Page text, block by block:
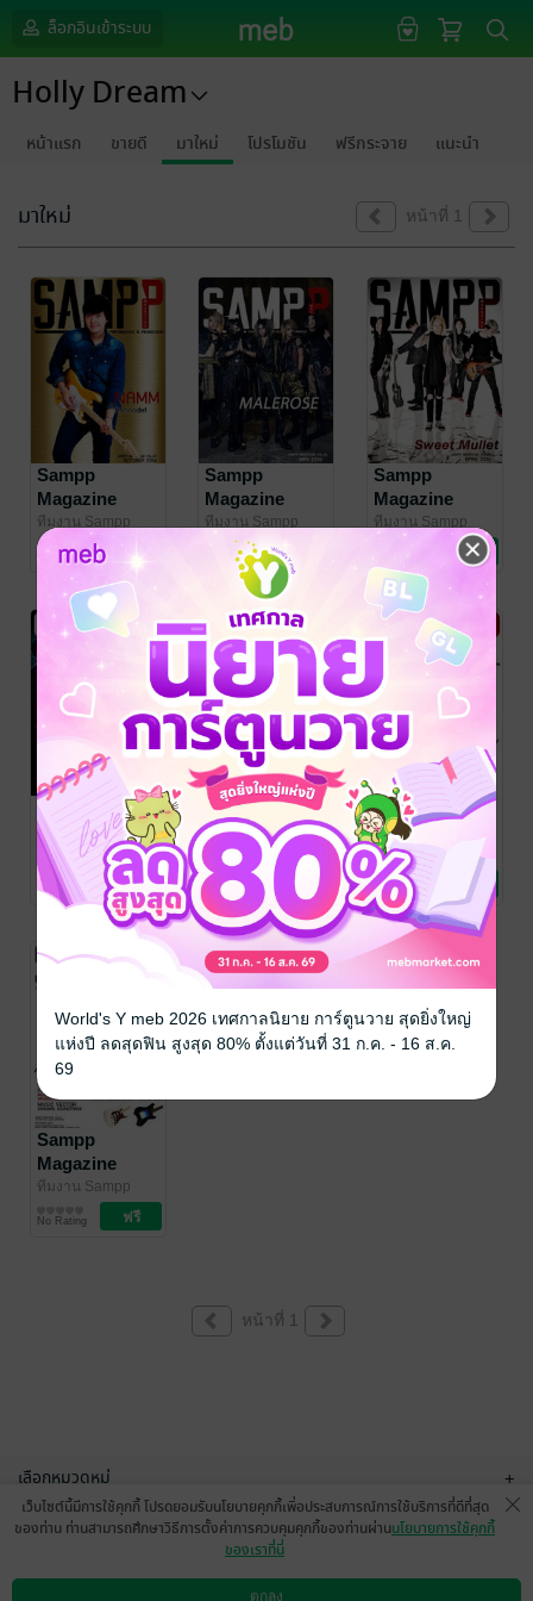
ล็อกอินเข้าระบบ
Holly Dream
หน้าแรก ขายดี มาใหม่ โปรโมชัน ฟรีกระจาย แนะนำ
มาใหม่ หน้าที่ 1
Sampp
Magazine
Vol.07
ทีมงาน Sampp
Magazine
/ Holly
Dream
นิตยสารดนตรี
No Rating
Sampp
Magazine
Vol.06
ทีมงาน Sampp
Magazine/ Holly
Dream
นิตยสารดนตรี
No Rating
Sampp
Magazine
Vol.05
ทีมงาน Sampp
/ Holly
Dream
นิตยสารดนตรี
2 Rating
Sampp
Magazine
Vol.04
ทีมงาน Sampp
Magazine/ Holly
Dream
นิตยสารดนตรี
No Rating
Sampp
Magazine
Vol.03
ทีมงาน Sampp
Magazine / Holly
Dream
นิตยสารดนตรี
No Rating
Sampp
Magazine
Vol.02
ทีมงาน Sampp
Magazine
/ Holly
Dream
นิตยสารดนตรี
No Rating
Sampp
Magazine
Vol.01
ทีมงาน Sampp
Magazine
/ Holly
Dream
นิตยสารดนตรี
No Rating
หน้าที่ 1
เลือกหมวดหมู่ +
บริการช่วยเหลือ
เว็บไซต์นี้มีการใช้คุกกี้ โปรดยอมรับนโยบายคุกกี้เพื่อประสบการณ์การใช้บริการที่ดีที่สุด
ของท่าน ท่านสามารถศึกษาวิธีการตั้งค่าการควบคุมคุกกี้ของท่านผ่านนโยบายการใช้คุกกี้
ของเราที่นี่
ตกลง
World's Y meb 2026 เทศกาลนิยาย การ์ตูนวาย สุดยิ่งใหญ่
แห่งปี ลดสุดฟิน สูงสุด 80% ตั้งแต่วันที่ 31 ก.ค. - 16 ส.ค.
69